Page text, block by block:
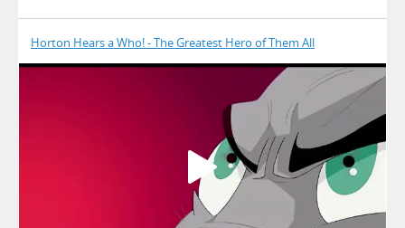
Horton Hears a Who! - The Greatest Hero of Them All